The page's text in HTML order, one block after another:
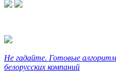
Не гадайте. Готовые
белорусских компаний